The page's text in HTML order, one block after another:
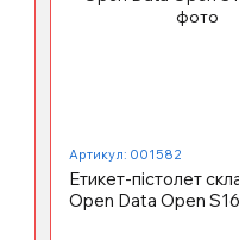
Артикул: 001582
Етикет-пістолет
Open Data Open S16